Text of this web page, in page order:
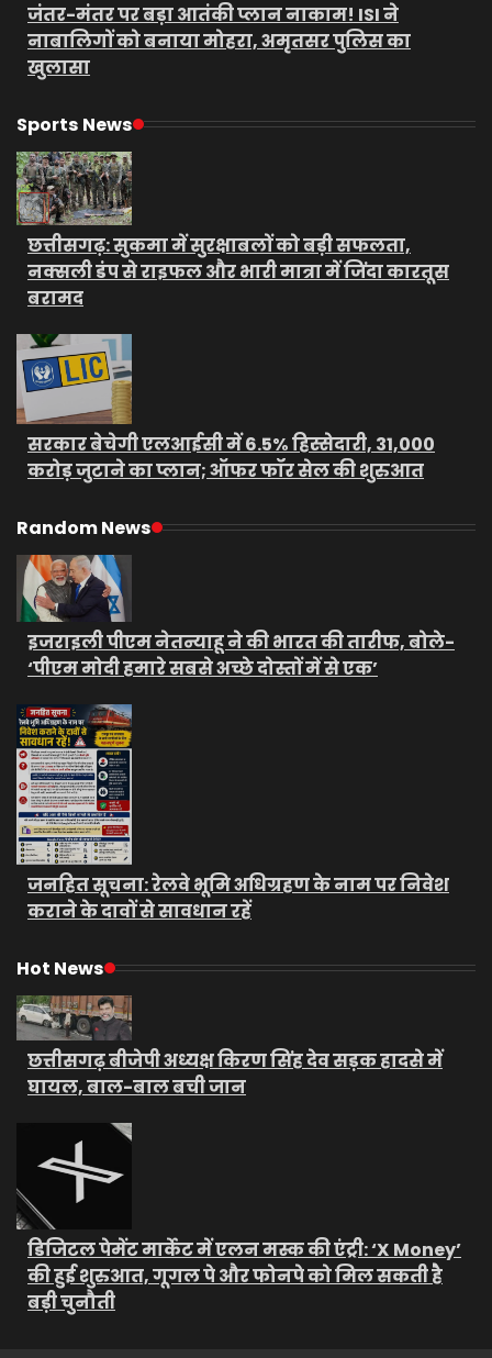
जंतर-मंतर पर बड़ा आतंकी प्लान नाकाम! ISI ने
नाबालिगों को बनाया मोहरा, अमृतसर पुलिस का
खुलासा
Sports News
छत्तीसगढ़: सुकमा में सुरक्षाबलों को बड़ी सफलता,
नक्सली डंप से राइफल और भारी मात्रा में जिंदा कारतूस
बरामद
सरकार बेचेगी एलआईसी में 6.5% हिस्सेदारी, 31,000
करोड़ जुटाने का प्लान; ऑफर फॉर सेल की शुरुआत
Random News
इजराइली पीएम नेतन्याहू ने की भारत की तारीफ, बोले-
‘पीएम मोदी हमारे सबसे अच्छे दोस्तों में से एक’
जनहित सूचना: रेलवे भूमि अधिग्रहण के नाम पर निवेश
कराने के दावों से सावधान रहें
Hot News
छत्तीसगढ़ बीजेपी अध्यक्ष किरण सिंह देव सड़क हादसे में
घायल, बाल-बाल बची जान
डिजिटल पेमेंट मार्केट में एलन मस्क की एंट्री: ‘X Money’
की हुई शुरुआत, गूगल पे और फोनपे को मिल सकती है
बड़ी चुनौती